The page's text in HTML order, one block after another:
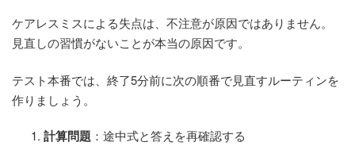
ケアレスミスによる失点は、不注意が原因ではありません。
見直しの習慣がないことが本当の原因です。
テスト本番では、終了5分前に次の順番で見直すルーティンを
作りましょう。
計算問題 ：途中式と答えを再確認する